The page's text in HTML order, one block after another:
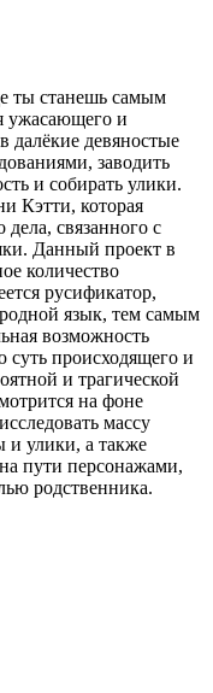
ты станешь самым
ужасающего и
далёкие девяностые
заводить
и собирать улики.
Кэтти, которая
дела, связанного с
Данный проект в
количество
русификатор,
язык, тем самым
возможность
суть происходящего и
и трагической
на фоне
массу
и улики, а также
пути персонажами,
родственника.